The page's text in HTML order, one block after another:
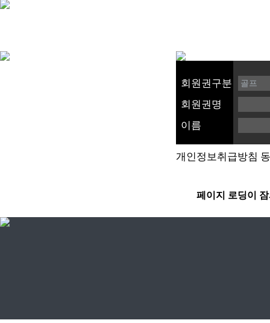
회원권구분
회원권명
이름
개인정보취급방침